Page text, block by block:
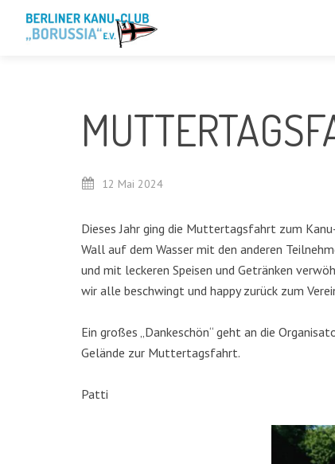
12 Mai 2024
Dieses Jahr ging die Muttertagsfahrt zum
Wall auf dem Wasser mit den anderen
und mit leckeren Speisen und Getränken
wir alle beschwingt und happy zurück zum
Ein großes „Dankeschön“ geht an die
Gelände zur Muttertagsfahrt.
Patti